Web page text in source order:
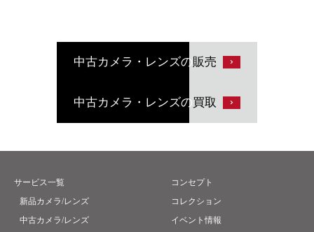
中古カメラ・レンズの販売
中古カメラ・レンズの買取
サービス一覧
新品カメラ/レンズ
中古カメラ/レンズ
コンセプト
コレクション
イベント情報